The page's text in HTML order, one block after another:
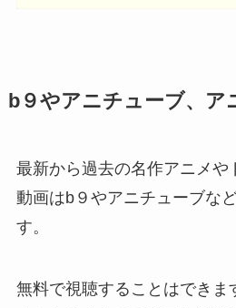
b９やアニチューブ、ア
最新から過去の名作アニメや
動画はb９やアニチューブな
す。
無料で視聴することはできま